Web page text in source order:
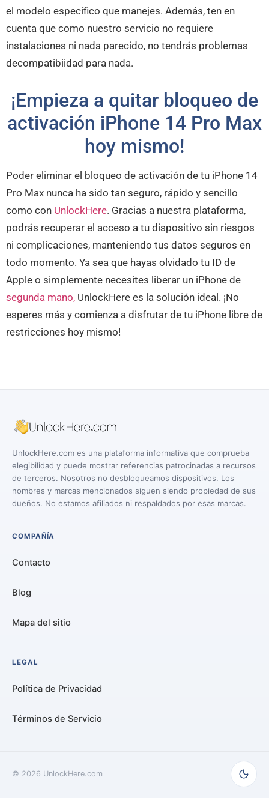
el modelo específico que manejes. Además, ten en
cuenta que como nuestro servicio no requiere
instalaciones ni nada parecido, no tendrás problemas
decompatibiidad para nada.
¡Empieza a quitar bloqueo de
activación iPhone 14 Pro Max
hoy mismo!
Poder eliminar el bloqueo de activación de tu iPhone 14
Pro Max nunca ha sido tan seguro, rápido y sencillo
como con UnlockHere. Gracias a nuestra plataforma,
podrás recuperar el acceso a tu dispositivo sin riesgos
ni complicaciones, manteniendo tus datos seguros en
todo momento. Ya sea que hayas olvidado tu ID de
Apple o simplemente necesites liberar un iPhone de
segunda mano, UnlockHere es la solución ideal. ¡No
esperes más y comienza a disfrutar de tu iPhone libre de
restricciones hoy mismo!
UnlockHere.com es una plataforma informativa que comprueba
elegibilidad y puede mostrar referencias patrocinadas a recursos
de terceros. Nosotros no desbloqueamos dispositivos. Los
nombres y marcas mencionados siguen siendo propiedad de sus
dueños. No estamos afiliados ni respaldados por esas marcas.
COMPAÑÍA
Contacto
Blog
Mapa del sitio
LEGAL
Política de Privacidad
Términos de Servicio
© 2026 UnlockHere.com